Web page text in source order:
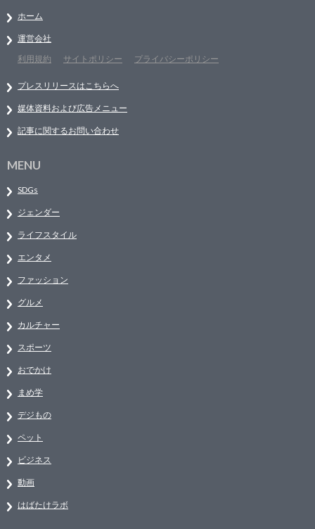
ホーム
運営会社
利用規約
サイトポリシー プライバシーポリシー
プレスリリースはこちらへ
媒体資料および広告メニュー
記事に関するお問い合わせ
MENU
SDGs
ジェンダー
ライフスタイル
エンタメ
ファッション
グルメ
カルチャー
スポーツ
おでかけ
まめ学
デジもの
ペット
ビジネス
動画
はばたけラボ